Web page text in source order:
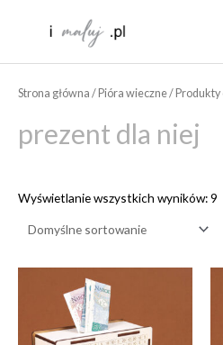
Strona główna /Pióra wieczne/ Produkty
prezent dla niej
Wyświetlanie wszystkich wyników: 9